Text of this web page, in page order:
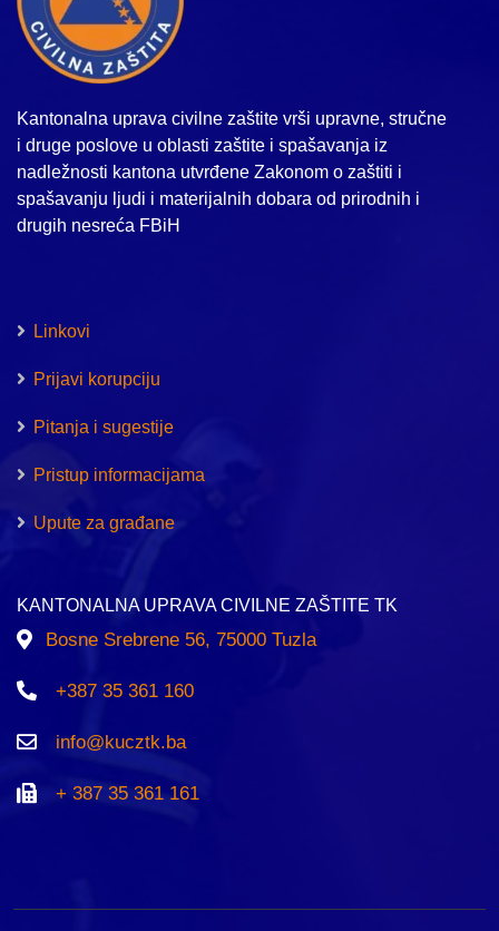
Kantonalna uprava civilne zaštite vrši upravne, stručne
i druge poslove u oblasti zaštite i spašavanja iz
nadležnosti kantona utvrđene Zakonom o zaštiti i
spašavanju ljudi i materijalnih dobara od prirodnih i
drugih nesreća FBiH
Linkovi
Prijavi korupciju
Pitanja i sugestije
Pristup informacijama
Upute za građane
KANTONALNA UPRAVA CIVILNE ZAŠTITE TK
Bosne Srebrene 56, 75000 Tuzla
+387 35 361 160
info@kucztk.ba
+ 387 35 361 161